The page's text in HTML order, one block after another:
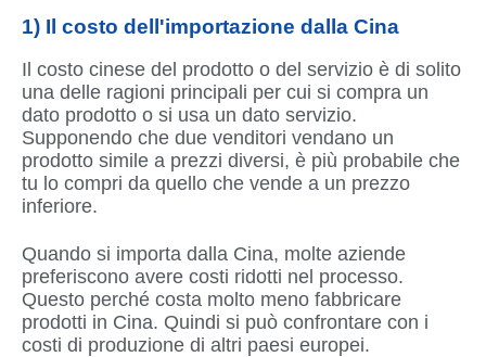
1) Il costo dell'importazione dalla Cina
Il costo cinese del prodotto o del servizio è di solito
una delle ragioni principali per cui si compra un
dato prodotto o si usa un dato servizio.
Supponendo che due venditori vendano un
prodotto simile a prezzi diversi, è più probabile che
tu lo compri da quello che vende a un prezzo
inferiore.
Quando si importa dalla Cina, molte aziende
preferiscono avere costi ridotti nel processo.
Questo perché costa molto meno fabbricare
prodotti in Cina. Quindi si può confrontare con i
costi di produzione di altri paesi europei.